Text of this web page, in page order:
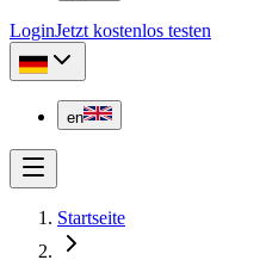
LoginJetzt kostenlos testen
en
Startseite